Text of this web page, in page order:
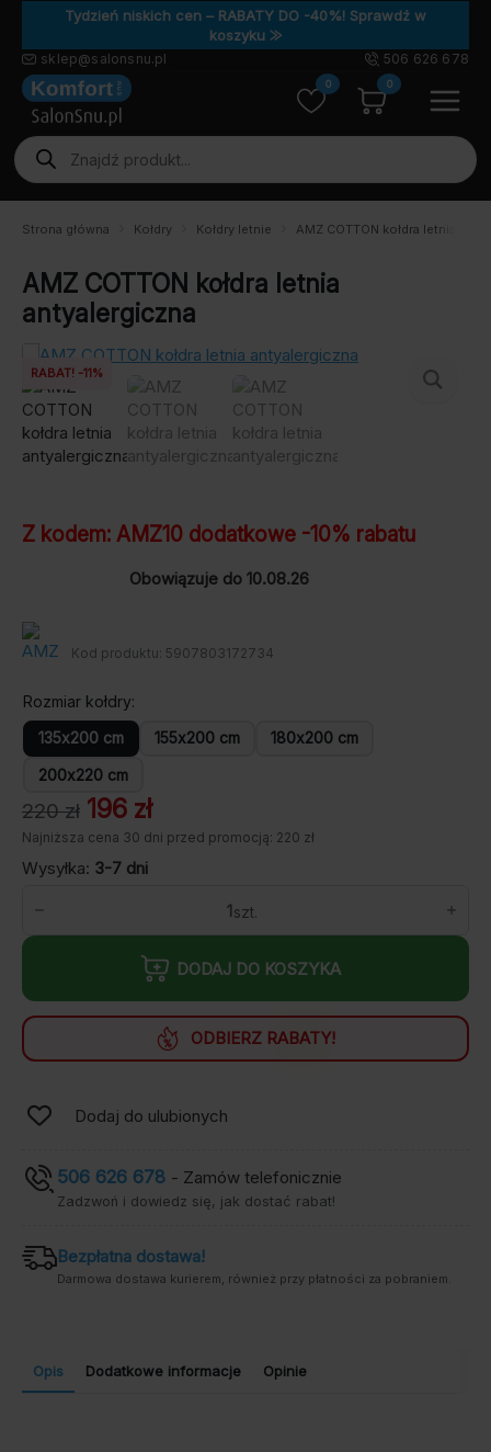
Tydzień niskich cen – RABATY DO -40%! Sprawdź w
koszyku ⨠
sklep@salonsnu.pl 506 626 678
Wyszukiwarka
produktów
0 0
Strona główna Kołdry Kołdry letnie AMZ COTTON kołdra letnia
AMZ COTTON kołdra letnia
antyalergiczna
RABAT! -11%
Z kodem: AMZ10 dodatkowe -10% rabatu
Obowiązuje do 10.08.26
Kod produktu: 5907803172734
Rozmiar kołdry
135x200 cm
155x200 cm
180x200 cm
200x220 cm
220zł Pierwotna
cena
wynosiła:
196 złAktualna
cena
Najniższa cena 30 dni przed promocją: 220 zł
Wysyłka: 3-7 dni
ilość
AMZ
kołdra
antyalergiczna
DODAJ DO KOSZYKA
ODBIERZ RABATY!
Dodaj do ulubionych
506 626 678 - Zamów telefonicznie
Zadzwoń i dowiedz się, jak dostać rabat!
Bezpłatna dostawa!
Darmowa dostawa kurierem, również przy płatności za pobraniem.
Opis Dodatkowe informacje Opinie